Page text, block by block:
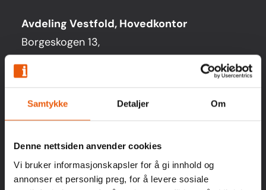
Samtykke Detaljer Om
Denne nettsiden anvender cookies
Vi bruker informasjonskapsler for å gi innhold og
annonser et personlig preg, for å levere sosiale
Avdeling Vestfold, Hovedkontor
Borgeskogen 13,
N-3160 Stokke
Verkseier Furulunds Vei 10,